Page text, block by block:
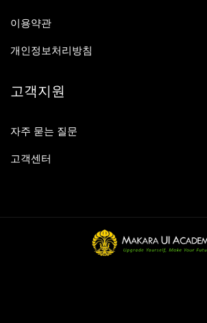
이용약관
개인정보처리방침
고객지원
자주 묻는 질문
고객센터